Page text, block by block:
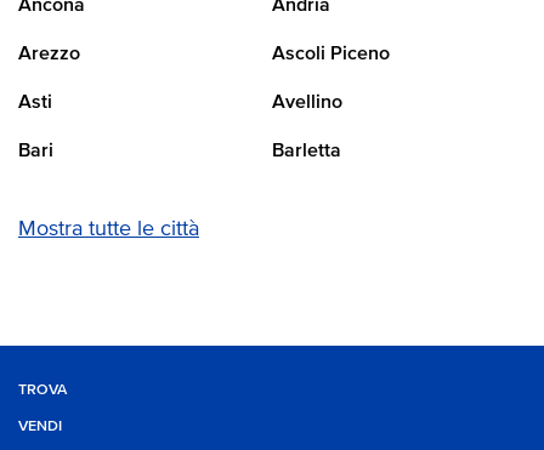
Ancona Andria
Arezzo Ascoli Piceno
Asti Avellino
Bari Barletta
Mostra tutte le città
TROVA
VENDI